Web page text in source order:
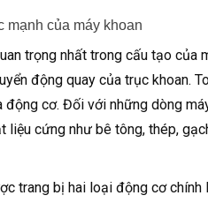
của máy khoan
trọng nhất trong cấu tạo của
động quay của trục khoan.
cơ. Đối với những dòng
liệu cứng như bê tông, thép,
trang bị hai loại động cơ